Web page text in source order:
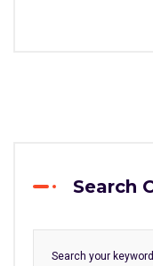
Search